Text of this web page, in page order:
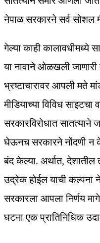
नेपाळ सरकारने सर्व सोशल
गेल्या काही
या नावाने ओळखली
भ्रष्टाचारावर आपली मते
मीडियाच्या विविध
सरकारविरोधात सातत्याने
घेऊनच सरकारने नोंदणी न
बंद केल्या. अर्थात, देशातील
उद्रेक होईल याची कल्पना
सरकारला आपला निर्णय
घटना एक प्रातिनिधिक